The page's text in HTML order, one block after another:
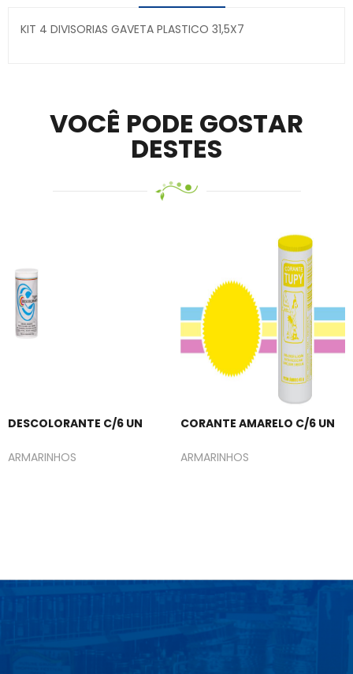
KIT 4 DIVISORIAS GAVETA PLASTICO 31,5X7
VOCÊ PODE GOSTAR
DESTES
DESCOLORANTE C/6 UN
ARMARINHOS
CORANTE AMARELO C/6 UN
ARMARINHOS